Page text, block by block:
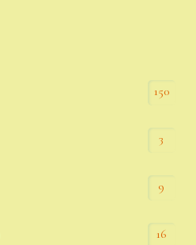
150
3
9
16